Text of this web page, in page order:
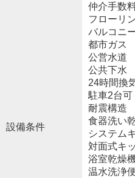
設備条件
仲介手数
フローリ
バルコニ
都市ガス
公営水道
公共下水
24時間換
駐車2台可
耐震構造
食器洗い
システム
対面式キ
浴室乾燥
温水洗浄